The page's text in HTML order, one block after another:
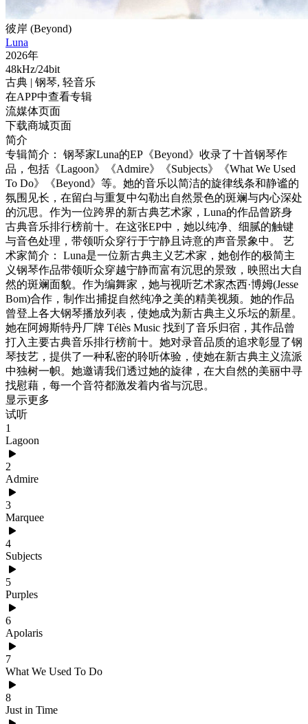
彼岸 (Beyond)
Luna
2026年
48kHz/24bit
古典 | 钢琴, 轻音乐
在APP中查看专辑
流媒体页面
下载商城页面
简介
专辑简介： 钢琴家Luna的EP《Beyond》收录了十首钢琴作
品，包括《Lagoon》《Admire》《Subjects》《What We Used
To Do》《Beyond》等。她的音乐以简洁的旋律线条和静谧的
氛围见长，在留白与重复中勾勒出自然景色的斑斓与内心深处
的沉思。作为一位跨界的新古典艺术家，Luna的作品曾跻身
古典音乐排行榜前十。在这张EP中，她以纯净、细腻的触键
与音色处理，带领听众穿行于宁静且诗意的声音景象中。 艺
术家简介： Luna是一位新古典主义艺术家，她创作的极简主
义钢琴作品带领听众穿越宁静而富有沉思的景致，映照出大自
然的斑斓面貌。作为编舞家，她与视听艺术家杰西·博姆(Jesse
Bom)合作，制作出捕捉自然纯净之美的精美视频。她的作品
曾登上各大钢琴播放列表，使她成为新古典主义乐坛的新星。
她在阿姆斯特丹厂牌 Télès Music 找到了音乐归宿，其作品曾
打入主要古典音乐排行榜前十。她对录音品质的追求彰显了钢
琴技艺，提供了一种私密的聆听体验，使她在新古典主义流派
中独树一帜。她邀请我们透过她的旋律，在大自然的美丽中寻
找慰藉，每一个音符都激发着内省与沉思。
显示更多
试听
1
Lagoon
2
Admire
3
Marquee
4
Subjects
5
Purples
6
Apolaris
7
What We Used To Do
8
Just in Time